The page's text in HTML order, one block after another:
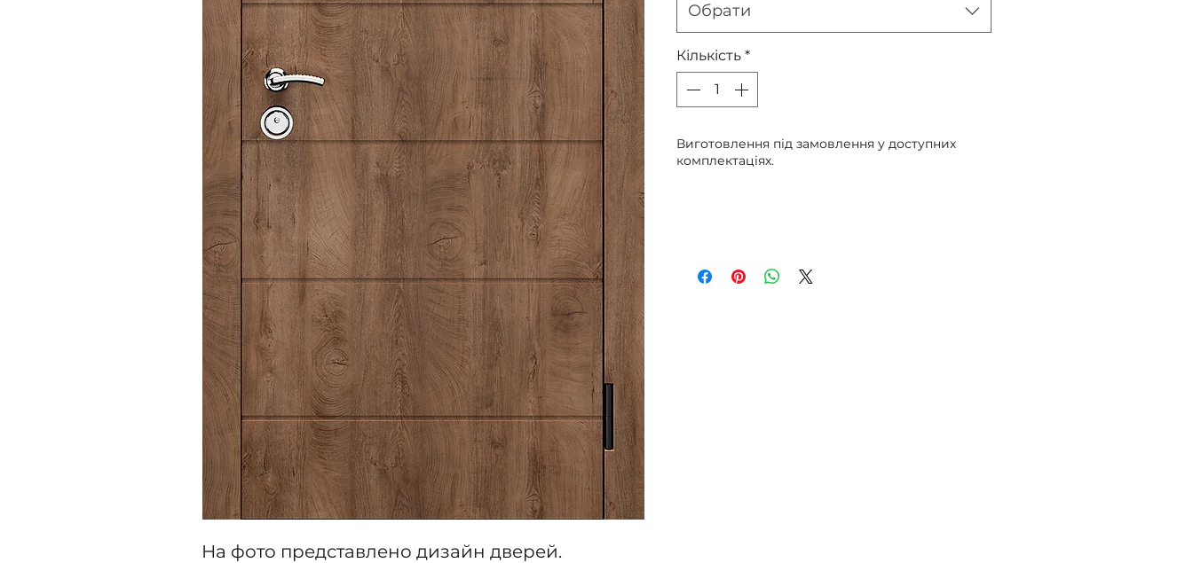
На фото представлено дизайн дверей.
Обрати
Кількість *
Виготовлення під замовлення у доступних
комплектаціях.